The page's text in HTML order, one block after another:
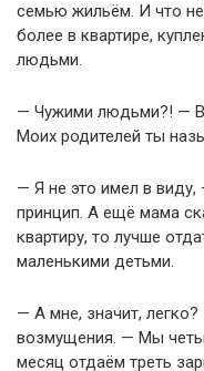
семью жильём. И что
более в квартире,
людьми.
— Чужими людьми?! —
Моих родителей ты
— Я не это имел в
принцип. А ещё мама
квартиру, то лучше
маленькими детьми.
— А мне, значит,
возмущения. — Мы
месяц отдаём треть